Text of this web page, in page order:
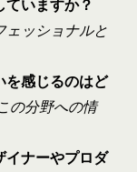
いますか？
ェッショナルと
を感じるのはど
の分野への情
イナーやプロダ